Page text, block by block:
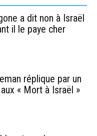
a dit non à Israël
il le paye cher
réplique par un
« Mort à Israël »